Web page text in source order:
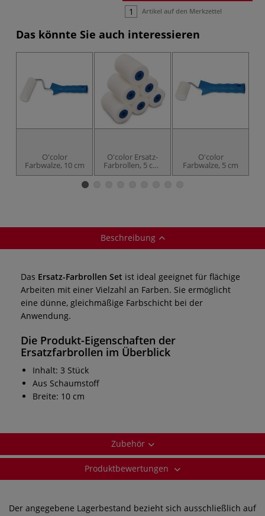
Artikel auf den Merkzettel
Das könnte Sie auch interessieren
O'color
Farbwalze, 10 cm
O'color Ersatz-
Farbrollen, 5 cm,
6er-Pckg.
O'color
Farbwalze, 5 cm
Beschreibung
Das Ersatz-Farbrollen Set ist ideal geeignet für flächige
Arbeiten mit einer Vielzahl an Farben. Sie ermöglicht
eine dünne, gleichmäßige Farbschicht bei der
Anwendung.
Die Produkt-Eigenschaften der
Ersatzfarbrollen im Überblick
Inhalt: 3 Stück
Aus Schaumstoff
Breite: 10 cm
Zubehör
Produktbewertungen
Der angegebene Lagerbestand bezieht sich ausschließlich auf